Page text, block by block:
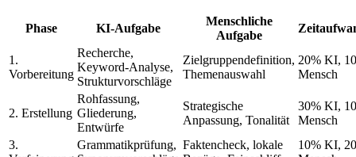
Phase KI-Aufgabe
Menschliche
Aufgabe
1.
Vorbereitung
Recherche,
Keyword-Analyse,
Strukturvorschläge
Zielgruppendefinition,
Themenauswahl
20% KI,
Mensch
2. Erstellung
Rohfassung,
Gliederung,
Entwürfe
Strategische
Anpassung, Tonalität
30% KI,
Mensch
3.
Grammatikprüfung, Faktencheck, lokale
10% KI,